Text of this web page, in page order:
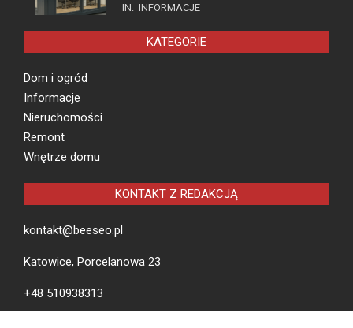
IN: INFORMACJE
KATEGORIE
Dom i ogród
Informacje
Nieruchomości
Remont
Wnętrze domu
KONTAKT Z REDAKCJĄ
kontakt@beeseo.pl
Katowice, Porcelanowa 23
+48 510938313